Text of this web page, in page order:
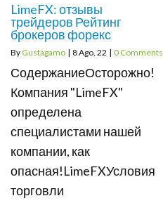
LimeFX: отзывы
трейдеров Рейтинг
брокеров форекс
By Gustagamo | 8Ago, 22 | 0 Comments
СодержаниеОсторожно!
Компания "LimeFX"
определена
специалистами нашей
компании, как
опасная!LimeFXУсловия
торговли